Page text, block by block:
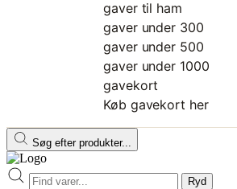
gaver til ham
gaver under 300
gaver under 500
gaver under 1000
gavekort
Køb gavekort her
Søg efter produkter...
Ryd